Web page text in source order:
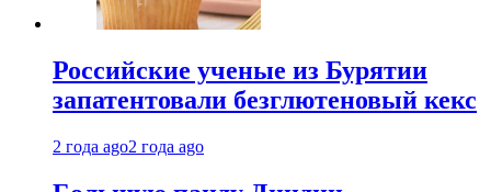
Российские ученые из Бурятии
запатентовали безглютеновый кекс
2 года ago2 года ago